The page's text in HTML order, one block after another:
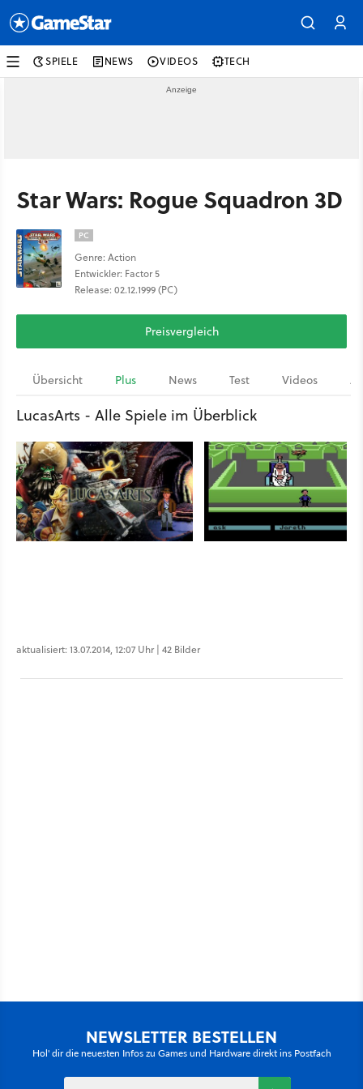
SPIELE NEWS VIDEOS TECH
Star Wars: Rogue Squadron 3D
PC
Genre: Action
Entwickler: Factor 5
Release: 02.12.1999 (PC)
Preisvergleich
Übersicht Plus News Test Videos
LucasArts - Alle Spiele im Überblick
aktualisiert: 13.07.2014, 12:07 Uhr | 42 Bilder
NEWSLETTER BESTELLEN
Hol' dir die neuesten Infos zu Games und Hardware direkt ins Postfach